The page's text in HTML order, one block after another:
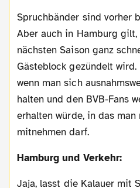
Spruchbänder sind vorher beim HSV anzumelden.
Aber auch in Hamburg
nächsten Saison ganz
Gästeblock gezündelt
wenn man sich
halten und den BVB-Fans
erhalten würde, in das
mitnehmen darf.
Hamburg und Verkehr:
Jaja, lasst die Kalauer mit St. Pauli stecken. Macht